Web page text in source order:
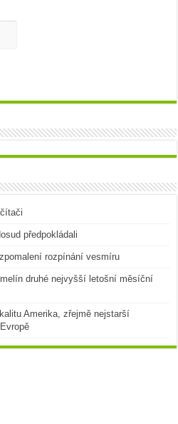
předpokládali
rozpínání vesmíru
druhé nejvyšší letošní měsíční
Amerika, zřejmě nejstarší